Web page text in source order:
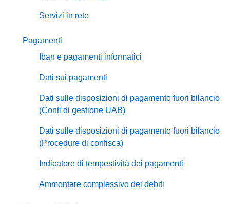
Servizi in rete
Pagamenti
Iban e pagamenti informatici
Dati sui pagamenti
Dati sulle disposizioni di pagamento fuori bilancio
(Conti di gestione UAB)
Dati sulle disposizioni di pagamento fuori bilancio
(Procedure di confisca)
Indicatore di tempestività dei pagamenti
Ammontare complessivo dei debiti